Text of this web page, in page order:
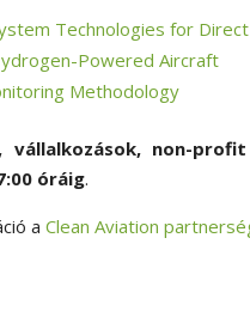
Technologies for
Powered Aircraft
Methodology
vállalkozások, non-
óráig.
aClean Aviation